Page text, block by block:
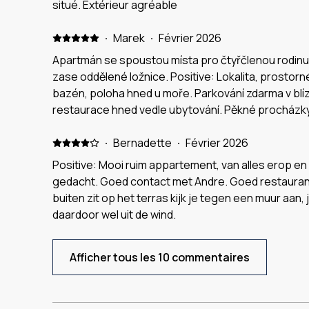
but honestly we loved it as Funchal was always full
even peak season. Driving to our hikes/beach/city
really beautiful memories and we treasure the
situé. Extérieur agréable
· Marek · Février 2026
Apartmán se spoustou místa pro čtyřčlenou
zase oddělené ložnice. Positive: Lokalita,
bazén, poloha hned u moře. Parkování zdarma v
restaurace hned vedle ubytování. Pěkné
málo.
· Bernadette · Février 2026
Positive: Mooi ruim appartement, van alles erop en
gedacht. Goed contact met Andre. Goed
buiten zit op het terras kijk je tegen een muur aan,
daardoor wel uit de wind.
Afficher tous les 10 commentaires